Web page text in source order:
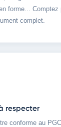
forme... Comptez
complet.
respecter
conforme au